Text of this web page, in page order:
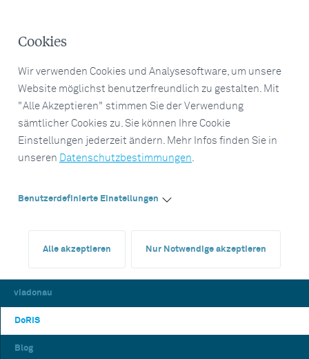
Cookies
Wir verwenden Cookies und Analysesoftware, um unsere
Website möglichst benutzerfreundlich zu gestalten. Mit
"Alle Akzeptieren" stimmen Sie der Verwendung
sämtlicher Cookies zu. Sie können Ihre Cookie
Einstellungen jederzeit ändern. Mehr Infos finden Sie in
unseren Datenschutzbestimmungen.
Benutzerdefinierte Einstellungen
Alle akzeptieren Nur Notwendige akzeptieren
viadonau
DoRIS
Blog